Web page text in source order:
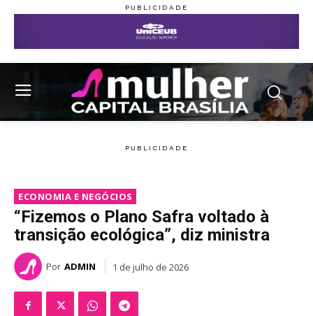
ECONOMIA E NEGÓCIOS
“Fizemos o Plano Safra voltado à
transição ecológica”, diz ministra
Por ADMIN 1 de julho de 2026